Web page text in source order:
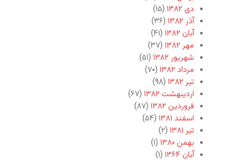
دی ۱۳۸۲
(۱۵)
آذر ۱۳۸۲
(۳۶)
آبان ۱۳۸۲
(۴۱)
مهر ۱۳۸۲
(۳۷)
شهریور ۱۳۸۲
(۵۱)
مرداد ۱۳۸۲
(۷۰)
تیر ۱۳۸۲
(۹۸)
اردیبهشت ۱۳۸۲
(۶۷)
فروردین ۱۳۸۲
(۸۷)
اسفند ۱۳۸۱
(۵۴)
تیر ۱۳۸۱
(۲)
بهمن ۱۳۸۰
(۱)
آبان ۱۳۶۴
(۱)